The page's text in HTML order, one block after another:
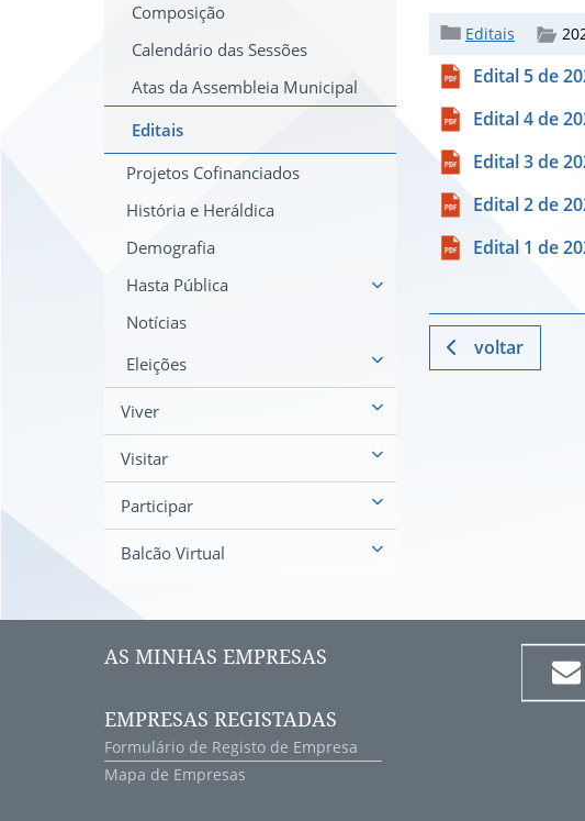
Composição
Calendário das Sessões
Atas da Assembleia Municipal
Editais
Projetos Cofinanciados
História e Heráldica
Demografia
Hasta Pública
Notícias
Eleições
Viver
Visitar
Participar
Balcão Virtual
Editais
Edital 5 de
Edital 4 de
Edital 3 de
Edital 2 de
Edital 1 de
voltar
AS MINHAS EMPRESAS
EMPRESAS REGISTADAS
Formulário de Registo de Empresa
Mapa de Empresas